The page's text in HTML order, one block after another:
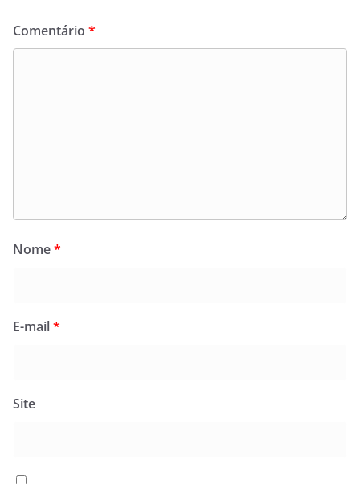
Comentário *
Nome*
E-mail*
Site